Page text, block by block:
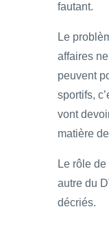
fautant.
Le
affaires
peuvent
sportifs,
vont
matière
Le rôle
autre du
décriés.